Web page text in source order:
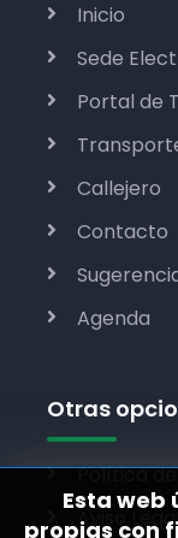
Inicio
Sede
Portal de
Callejero
Contacto
Agenda
Otras
Política
Aviso Legal
Esta web
propias con